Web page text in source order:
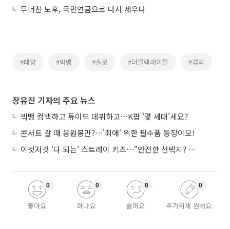
무너진 노후, 국민연금으로 다시 세우다
#태양 #빅뱅 #솔로 #더블랙레이블 #컴백
장유진 기자의 주요 뉴스
빅뱅 컴백하고 튜이드 데뷔하고⋯K팝 '몇 세대'세요?
콘서트 갈 때 응원봉만?⋯'최애' 위한 필수품 등장이오!
이것저것 '다 되는' 스트레이 키즈⋯"안전한 선택지? 도전이 재밌죠"
좋아요
0
화나요
0
슬퍼요
0
추가취재 원해요
0